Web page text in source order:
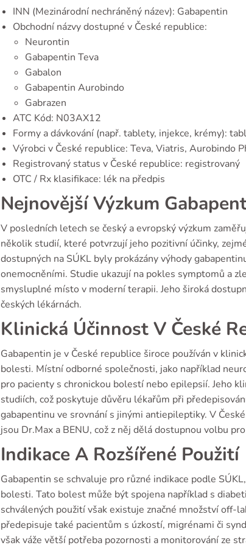
INN (Mezinárodní nechráněný název): Gabapentin
Obchodní názvy dostupné v České republice:
Neurontin
Gabapentin Teva
Gabalon
Gabapentin Aurobindo
Gabrazen
ATC Kód: N03AX12
Formy a dávkování (např. tablety, injekce, krémy):
Výrobci v České republice: Teva, Viatris, Aurobindo
Registrovaný status v České republice: registrovaný
OTC / Rx klasifikace: lék na předpis
Nejnovější Výzkum
V posledních letech se český a evropský výzkum
několik studií, které potvrzují jeho pozitivní účinky,
dostupných na SÚKL byly prokázány výhody
onemocněními. Studie ukazují na pokles symptomů a
smysluplné místo v moderní terapii. Jeho široká
českých lékárnách.
Klinická Účinnost V České
Gabapentin je v České republice široce používán v
bolesti. Místní odborné společnosti, jako například
pro pacienty s chronickou bolestí nebo epilepsií. Jeho
studiích, což poskytuje důvěru lékařům při
gabapentinu ve srovnání s jinými antiepileptiky. V
jsou Dr.Max a BENU, což z něj dělá dostupnou volbu
Indikace A Rozšířené Použití
Gabapentin se schvaluje pro různé indikace podle
bolesti. Tato bolest může být spojena například s
schválených použití však existuje značné množství off-
předepisuje také pacientům s úzkostí, migrénami či
však váže větší potřeba pozornosti a monitorování ze